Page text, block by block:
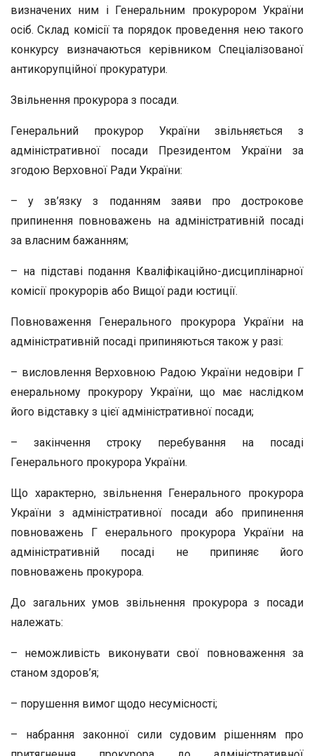
визначених ним і Генеральним прокурором України
осіб. Склад комісії та порядок проведення нею такого
конкурсу визначаються керівником Спеціалізованої
антикорупційної прокуратури.
Звільнення прокурора з посади.
Генеральний прокурор України звільняється з
адміністративної посади Президентом України за
згодою Верховної Ради України:
– у зв’язку з поданням заяви про дострокове
припинення повноважень на адміністративній посаді
за власним бажанням;
– на підставі подання Кваліфікаційно-дисциплінарної
комісії прокурорів або Вищої ради юстиції.
Повноваження Генерального прокурора України на
адміністративній посаді припиняються також у разі:
– висловлення Верховною Радою України недовіри Г
енеральному прокурору України, що має наслідком
його відставку з цієї адміністративної посади;
– закінчення строку перебування на посаді
Генерального прокурора України.
Що характерно, звільнення Генерального прокурора
України з адміністративної посади або припинення
повноважень Г енерального прокурора України на
адміністративній посаді не припиняє його
повноважень прокурора.
До загальних умов звільнення прокурора з посади
належать:
– неможливість виконувати свої повноваження за
станом здоров’я;
– порушення вимог щодо несумісності;
– набрання законної сили судовим рішенням про